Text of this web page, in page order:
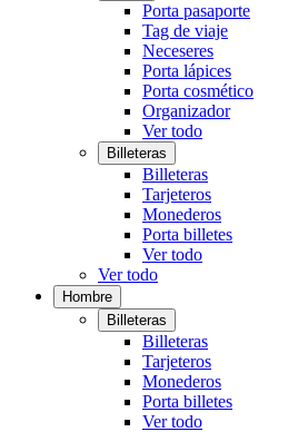
Porta pasaporte
Tag de viaje
Neceseres
Porta lápices
Porta cosmético
Organizador
Ver todo
Billeteras
Billeteras
Tarjeteros
Monederos
Porta billetes
Ver todo
Ver todo
Hombre
Billeteras
Billeteras
Tarjeteros
Monederos
Porta billetes
Ver todo